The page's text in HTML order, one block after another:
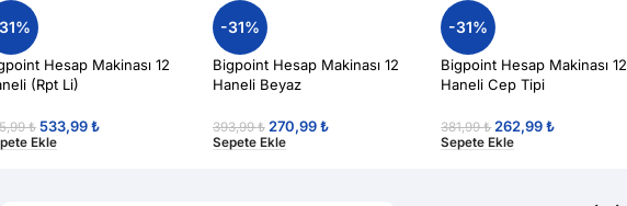
Hesap Makinası 12
(Rpt Li)
₺ 533,99₺
Ekle
-31%
Bigpoint Hesap Makinası 12
Haneli Beyaz
393,99₺ 270,99₺
Sepete Ekle
-31%
Bigpoint Hesap Makinası 12
Haneli Cep Tipi
381,99₺ 262,99₺
Sepete Ekle